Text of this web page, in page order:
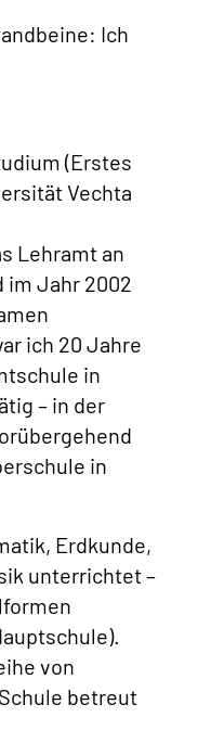
Ich
(Erstes
Vechta
Lehramt an
im Jahr 2002
ich 20 Jahre
in
– in der
in
Erdkunde,
unterrichtet –
von
betreut